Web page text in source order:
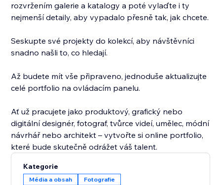
rozvržením galerie a katalogy a poté vylaďte i ty
nejmenší detaily, aby vypadalo přesně tak, jak chcete.
Seskupte své projekty do kolekcí, aby návštěvníci
snadno našli to, co hledají.
Až budete mít vše připraveno, jednoduše aktualizujte
celé portfolio na ovládacím panelu.
Ať už pracujete jako produktový, grafický nebo
digitální designér, fotograf, tvůrce videí, umělec, módní
návrhář nebo architekt – vytvořte si online portfolio,
které bude skutečně odrážet váš talent.
Kategorie
Média a obsah Fotografie